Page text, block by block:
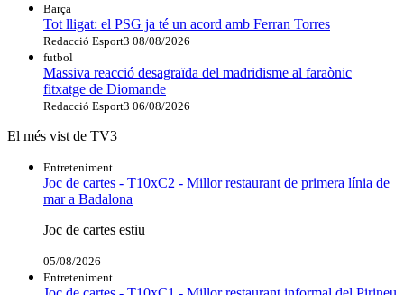
Barça
Tot lligat: el PSG ja té un acord amb Ferran Torres
Redacció Esport3 08/08/2026
futbol
Massiva reacció desagraïda del madridisme al faraònic
fitxatge de Diomande
Redacció Esport3 06/08/2026
El més vist de TV3
Entreteniment
Joc de cartes - T10xC2 - Millor restaurant de primera línia de
mar a Badalona
Joc de cartes estiu
05/08/2026
Entreteniment